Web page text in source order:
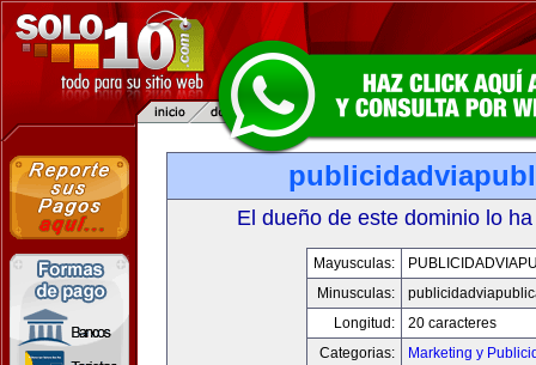
El dueño de este dominio lo
Mayusculas:
Minusculas:
Longitud:
20 caracteres
Categorias:
Marketing y